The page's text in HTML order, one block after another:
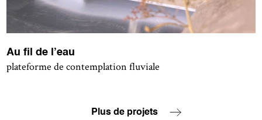
Au fil de l’eau
plateforme de contemplation fluviale
Plus de projets